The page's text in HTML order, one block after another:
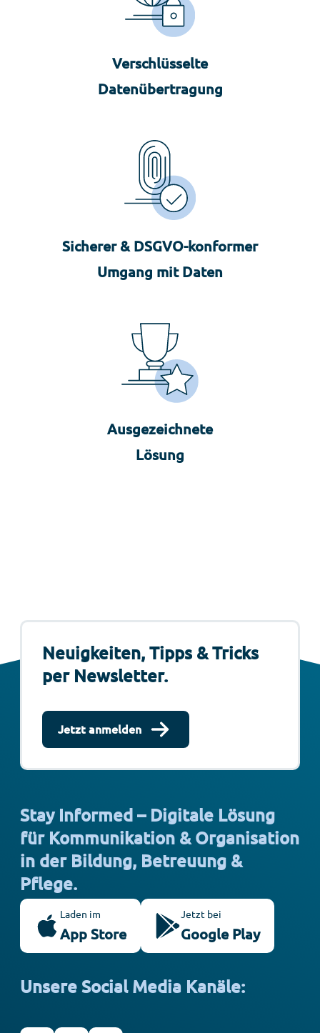
Verschlüsselte
Datenübertragung
Sicherer & DSGVO-konformer
Umgang mit Daten
Ausgezeichnete
Lösung
Neuigkeiten, Tipps & Tricks
per Newsletter.
Jetzt anmelden
Stay Informed – Digitale Lösung
für Kommunikation & Organisation
in der Bildung, Betreuung &
Pflege.
Laden im
App Store
Jetzt bei
Google Play
Unsere Social Media Kanäle: